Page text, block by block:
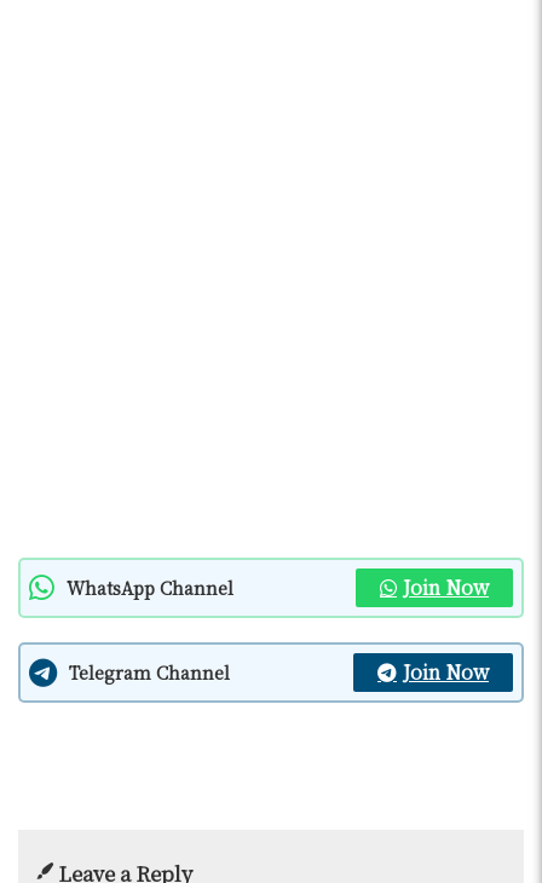
WhatsApp Channel Join Now
Telegram Channel Join Now
Leave a Reply